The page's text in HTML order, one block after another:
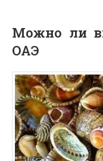
Можно ли
ОАЭ